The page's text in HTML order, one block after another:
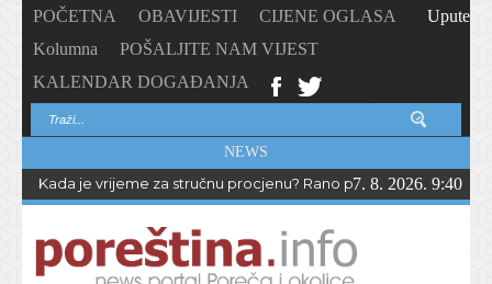
POČETNA OBAVIJESTI
CIJENE OGLASA
Kolumna
POŠALJITE NAM VIJEST
KALENDAR DOGAĐANJA
Upute
NEWS
Kada je vrijeme za stručnu procjenu? Rano prepoznavanje
7. 8. 2026. 9:40